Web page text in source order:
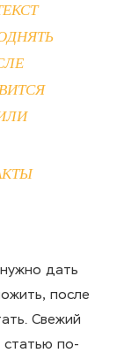
дать
после
Свежий
статью по-